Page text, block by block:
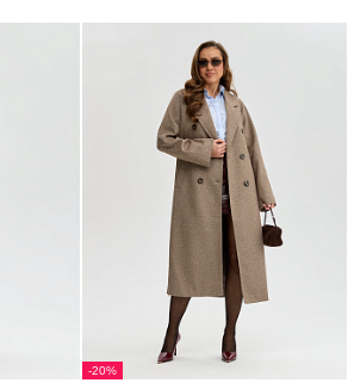
-20%